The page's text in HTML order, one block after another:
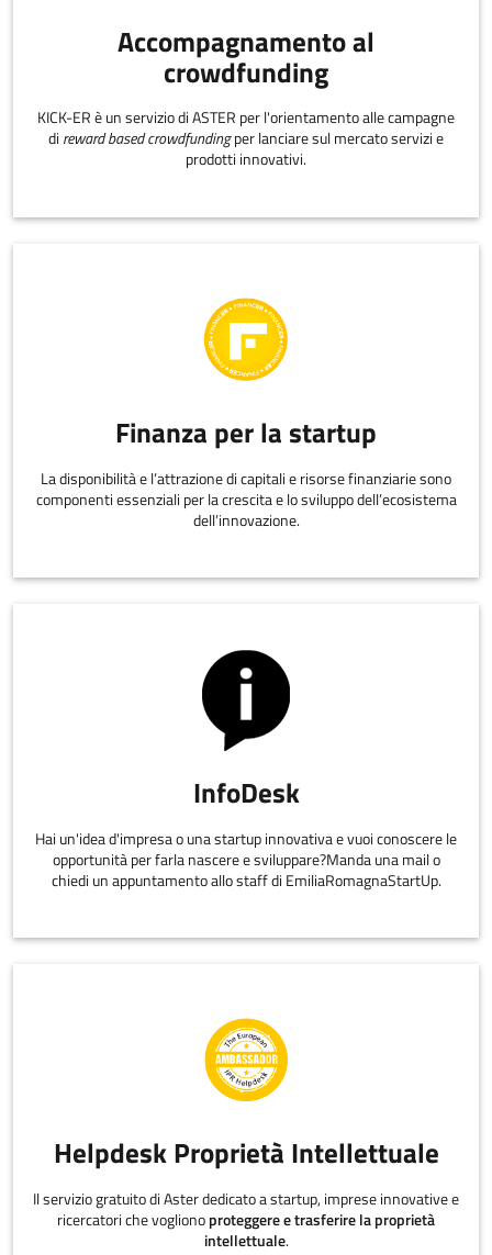
Accompagnamento al
crowdfunding
KICK-ER è un servizio di ASTER per l'orientamento alle campagne
di reward based crowdfundingper lanciare sul mercato servizi e
prodotti innovativi.
Finanza per la startup
La disponibilità e l’attrazione di capitali e risorse finanziarie sono
componenti essenziali per la crescita e lo sviluppo dell’ecosistema
dell’innovazione.
InfoDesk
Hai un'idea d'impresa o una startup innovativa e vuoi conoscere le
opportunità per farla nascere e sviluppare?Manda una mail o
chiedi un appuntamento allo staff di EmiliaRomagnaStartUp.
Helpdesk Proprietà Intellettuale
Il servizio gratuito di Aster dedicato a startup, imprese innovative e
ricercatori che voglionoproteggere e trasferire la proprietà
intellettuale.